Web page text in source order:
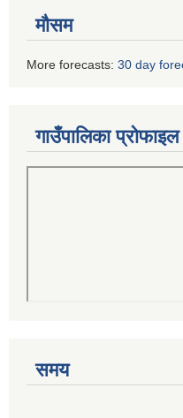
मौसम
More forecasts: 30 day
गाउँपालिका प्रोफाइल
समय